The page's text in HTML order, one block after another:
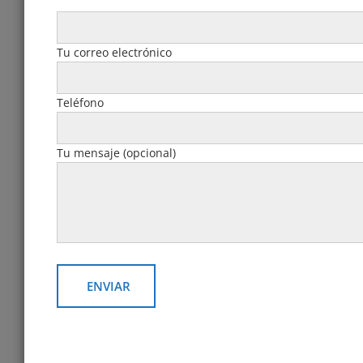
Tu correo electrónico
Teléfono
Tu mensaje (opcional)